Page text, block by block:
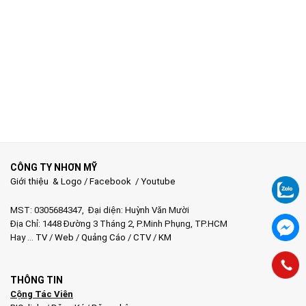
CÔNG TY NHƠN MỸ
Giới thiệu & Logo / Facebook / Youtube
MST: 0305684347, Đại diện: Huỳnh Văn Mười
Địa Chỉ: 1448 Đường 3 Tháng 2, P.Minh Phụng, TP.HCM
Hay … TV/ Web / Quảng Cáo / CTV/ KM
THÔNG TIN
Cộng Tác Viên